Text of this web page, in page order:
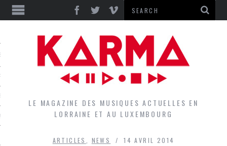
LE MAGAZINE DES MUSIQUES ACTUELLES EN
LORRAINE ET AU LUXEMBOURG
ARTICLES NEWS 14 AVRIL 2014